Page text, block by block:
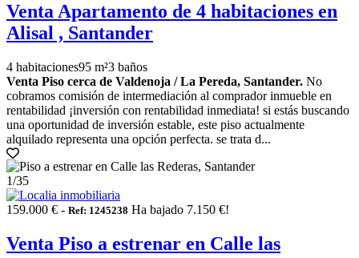
Venta Apartamento de 4 habitaciones en
Alisal , Santander
4 habitaciones95 m²3 baños
Venta Piso cerca de Valdenoja / La Pereda, Santander. No
cobramos comisión de intermediación al comprador inmueble en
rentabilidad ¡inversión con rentabilidad inmediata! si estás buscando
una oportunidad de inversión estable, este piso actualmente
alquilado representa una opción perfecta. se trata d...
1/35
159.000 € - Ref: 1245238 Ha bajado 7.150 €!
Venta Piso a estrenar en Calle las